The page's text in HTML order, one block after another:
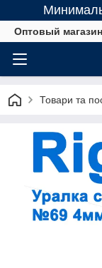
Оптовый
Товари та